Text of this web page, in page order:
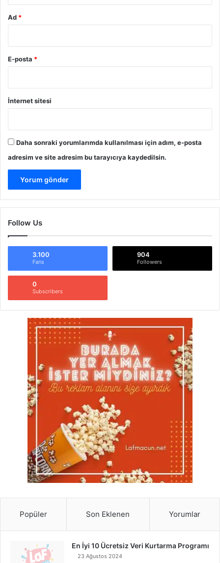
Ad *
E-posta *
İnternet sitesi
Daha sonraki yorumlarımda kullanılması için adım, e-posta
adresim ve site adresim bu tarayıcıya kaydedilsin.
Follow Us
3.100
Fans
904
Followers
0
Subscribers
Popüler Son Eklenen Yorumlar
En İyi 10 Ücretsiz Veri Kurtarma Programı
23 Ağustos 2024